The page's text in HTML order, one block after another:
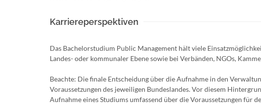
Karriereperspektiven
Das Bachelorstudium Public Management hält viele
Landes- oder kommunaler Ebene sowie bei Verbänden, NGOs,
Beachte: Die finale Entscheidung über die Aufnahme in den
Voraussetzungen des jeweiligen Bundeslandes. Vor diesem
Aufnahme eines Studiums umfassend über die Voraussetzungen für